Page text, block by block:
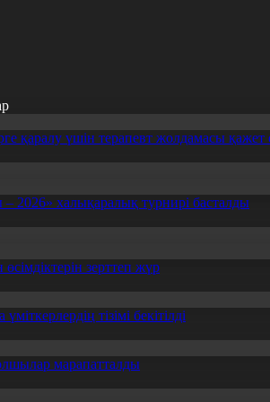
қаралу үшін терапевт жолдамасы қажет
2026» халықаралық турнирі басталды
зерттеп жүр
тізімі бекітілді
марапатталды